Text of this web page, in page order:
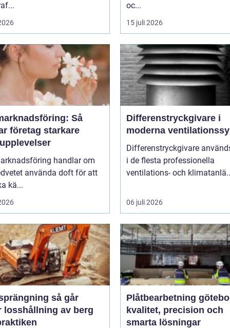
oc...
15 juli 2026
Så
företag starkare
handlar om
använda doft för att
kä...
Differenstryckgivare i
moderna
Differenstryckgivare
i de flesta professionella
ventilations- och
06 juli 2026
så går
losshållning av berg
Plåtbearbetning
kvalitet, precision och
smarta lösningar